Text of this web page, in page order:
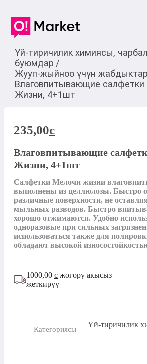
Үй-тиричилик химиясы,
буюмдар /
Жууп-жыйноо үчүн жабдыктар
Влаговпитывающие
Жизни, 4+1шт
235,00c
Влаговпитывающие
Жизни, 4+1шт
Салфетки Мелочи жизни
выполнены из целлюлозы. Быстро
различные поверхности, не
мыльных разводов. Быстро
хорошо отжимаются. Удобно
одноразовые при сильных
использоваться также для
обладают высокой
1000,00 с жогору акысыз
жеткирүү
Категориясы
Үй-тиричилик